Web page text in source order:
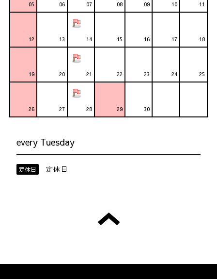
05 06 07 08 09 10 11
12 13 14 15 16 17 18
19 20 21 22 23 24 25
26 27 28 29 30
every Tuesday
定休日 定休日